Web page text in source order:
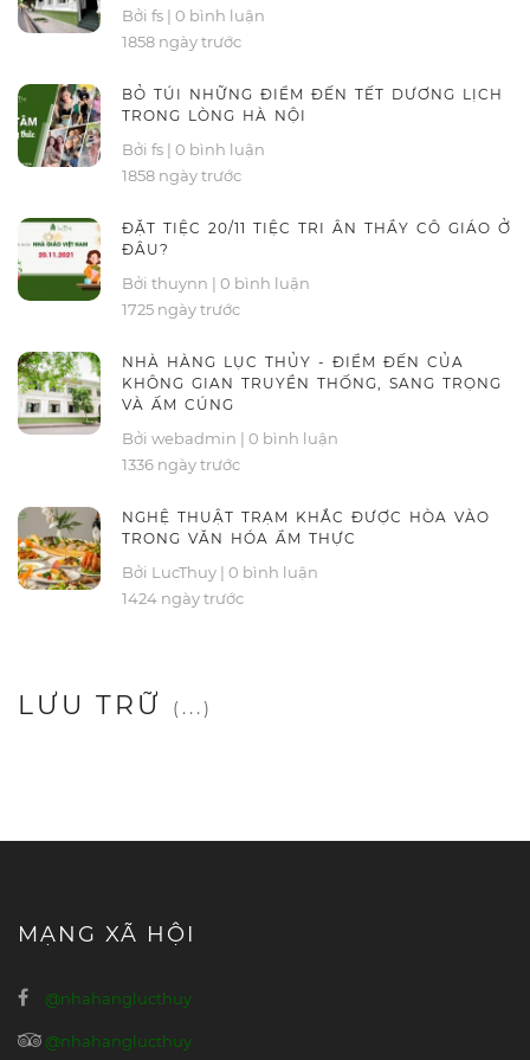
Bởi fs | 0 bình luận
1858 ngày trước
BỎ TÚI NHỮNG ĐIỂM ĐẾN TẾT DƯƠNG LỊCH
TRONG LÒNG HÀ NỘI
Bởi fs | 0 bình luận
1858 ngày trước
ĐẶT TIỆC 20/11 TIỆC TRI ÂN THẦY CÔ GIÁO Ở
ĐÂU?
Bởi thuynn | 0 bình luận
1725 ngày trước
NHÀ HÀNG LỤC THỦY - ĐIỂM ĐẾN CỦA
KHÔNG GIAN TRUYỀN THỐNG, SANG TRỌNG
VÀ ẤM CÚNG
Bởi webadmin | 0 bình luận
1336 ngày trước
NGHỆ THUẬT TRẠM KHẮC ĐƯỢC HÒA VÀO
TRONG VĂN HÓA ẨM THỰC
Bởi LucThuy | 0 bình luận
1424 ngày trước
LƯU TRỮ (...)
MẠNG XÃ HỘI
@nhahanglucthuy
@nhahanglucthuy